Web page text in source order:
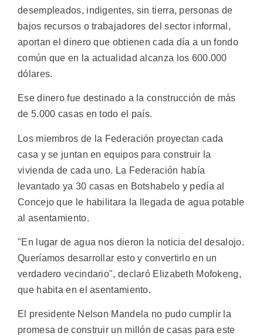
desempleados, indigentes, sin tierra, personas de
bajos recursos o trabajadores del sector informal,
aportan el dinero que obtienen cada día a un fondo
común que en la actualidad alcanza los 600.000
dólares.
Ese dinero fue destinado a la construcción de más
de 5.000 casas en todo el país.
Los miembros de la Federación proyectan cada
casa y se juntan en equipos para construir la
vivienda de cada uno. La Federación había
levantado ya 30 casas en Botshabelo y pedía al
Concejo que le habilitara la llegada de agua potable
al asentamiento.
"En lugar de agua nos dieron la noticia del desalojo.
Queríamos desarrollar esto y convertirlo en un
verdadero vecindario", declaró Elizabeth Mofokeng,
que habita en el asentamiento.
El presidente Nelson Mandela no pudo cumplir la
promesa de construir un millón de casas para este